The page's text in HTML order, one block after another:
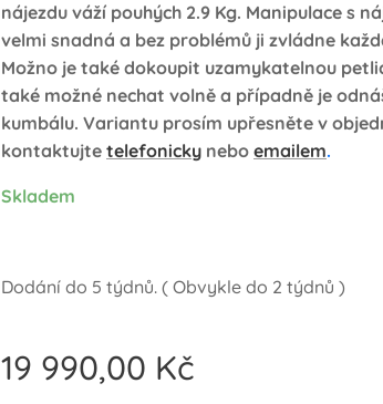
nájezdu váží pouhých 2.9 Kg. Manipulace s
velmi snadná a bez problémů ji zvládne
Možno je také dokoupit uzamykatelnou
také možné nechat volně a případně je
kumbálu. Variantu prosím upřesněte v
kontaktujte telefonicky nebo emailem.
Skladem
Dodání do 5 týdnů. ( Obvykle do 2 týdnů )
19 990,00 Kč